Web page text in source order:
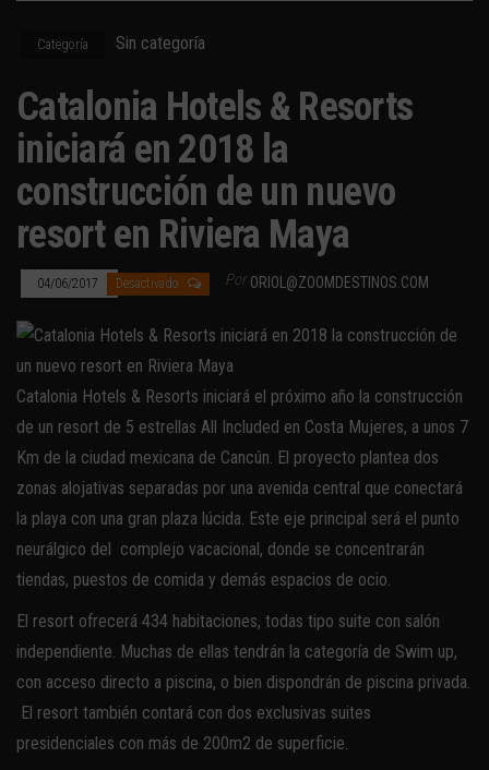
Categoría Sin categoría
Catalonia Hotels & Resorts
iniciará en 2018 la
construcción de un nuevo
resort en Riviera Maya
04/06/2017 Desactivado Por ORIOL@ZOOMDESTINOS.COM
Catalonia Hotels & Resorts iniciará el próximo año la construcción
de un resort de 5 estrellas All Included en Costa Mujeres, a unos 7
Km de la ciudad mexicana de Cancún. El proyecto plantea dos
zonas alojativas separadas por una avenida central que conectará
la playa con una gran plaza lúcida. Este eje principal será el punto
neurálgico del complejo vacacional, donde se concentrarán
tiendas, puestos de comida y demás espacios de ocio.
El resort ofrecerá 434 habitaciones, todas tipo suite con salón
independiente. Muchas de ellas tendrán la categoría de Swim up,
con acceso directo a piscina, o bien dispondrán de piscina privada.
El resort también contará con dos exclusivas suites
presidenciales con más de 200m2 de superficie.